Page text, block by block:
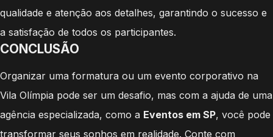
qualidade e atenção aos detalhes, garantindo o sucesso e
a satisfação de todos os participantes.
CONCLUSÃO
Organizar uma formatura ou um evento corporativo na
Vila Olímpia pode ser um desafio, mas com a ajuda de uma
agência especializada, como a Eventos em SP, você pode
transformar seus sonhos em realidade. Conte com